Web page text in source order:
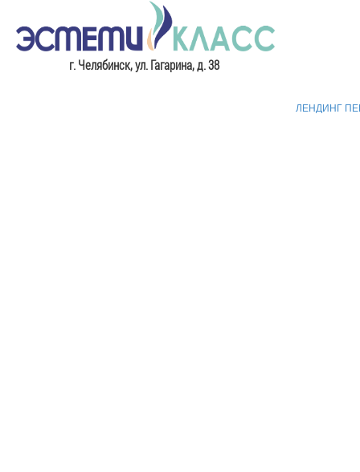
​г. Челябинск, ул. Гагарина, д. 38
ЛЕНДИНГ